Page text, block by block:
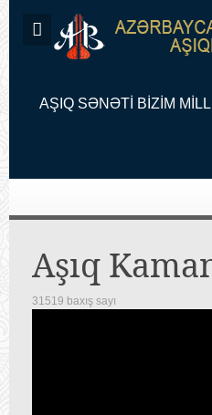
AŞIQ SƏNƏTİ BİZİM
Aşıq
31519 baxış sayı